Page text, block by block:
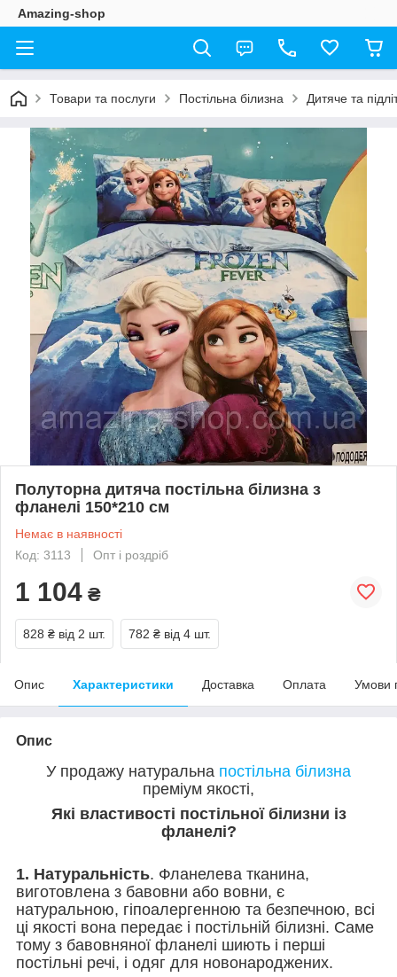
Amazing-shop
Товари та послуги Постільна білизна Дитяче та
Полуторна дитяча постільна білизна з
фланелі 150*210 см
Немає в наявності
Код: 3113
Опт і роздріб
1 104 ₴
828 ₴ від 2 шт. 782 ₴ від 4 шт.
Опис Характеристики Доставка Оплата Умови
Опис
У продажу натуральна постільна білизна
преміум якості,
Які властивості постільної білизни із
фланелі?
1. Натуральність. Фланелева тканина,
виготовлена ​​з бавовни або вовни, є
натуральною, гіпоалергенною та безпечною, всі
ці якості вона передає і постільній білизні. Саме
тому з бавовняної фланелі шиють і перші
постільні речі, і одяг для новонароджених.